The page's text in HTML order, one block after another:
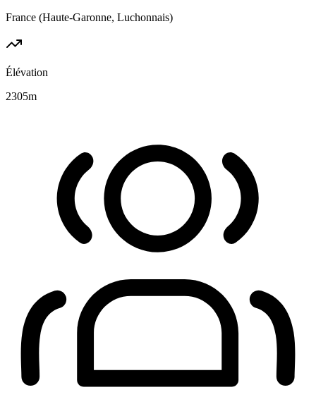
France (Haute-Garonne, Luchonnais)
Élévation
2305m